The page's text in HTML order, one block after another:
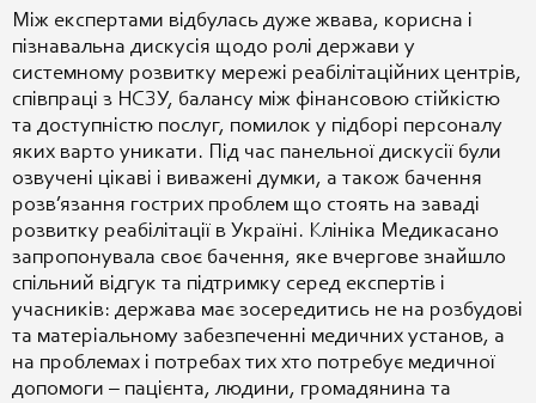
Між експертами відбулась дуже жвава, корисна і
пізнавальна дискусія щодо ролі держави у
системному розвитку мережі реабілітаційних центрів,
співпраці з НСЗУ, балансу між фінансовою стійкістю
та доступністю послуг, помилок у підборі персоналу
яких варто уникати. Під час панельної дискусії були
озвучені цікаві і виважені думки, а також бачення
розв’язання гострих проблем що стоять на заваді
розвитку реабілітації в Україні. Клініка Медикасано
запропонувала своє бачення, яке вчергове знайшло
спільний відгук та підтримку серед експертів і
учасників: держава має зосередитись не на розбудові
та матеріальному забезпеченні медичних установ, а
на проблемах і потребах тих хто потребує медичної
допомоги – пацієнта, людини, громадянина та